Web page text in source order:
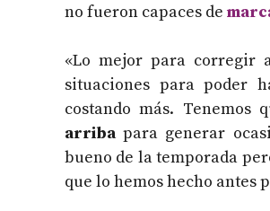
no fueron capaces de
«Lo mejor para corregir
situaciones para poder
costando más. Tenemos
arriba para generar
bueno de la temporada
que lo hemos hecho antes